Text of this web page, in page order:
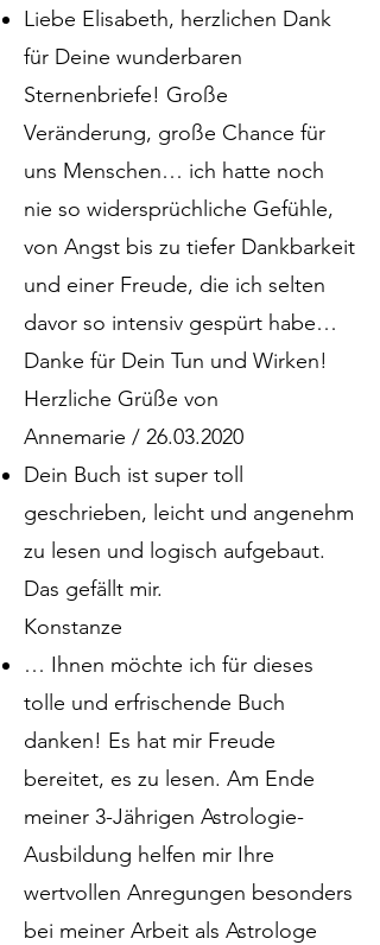
Liebe Elisabeth, herzlichen Dank
für Deine wunderbaren
Sternenbriefe! Große
Veränderung, große Chance für
uns Menschen… ich hatte noch
nie so widersprüchliche Gefühle,
von Angst bis zu tiefer Dankbarkeit
und einer Freude, die ich selten
davor so intensiv gespürt habe…
Danke für Dein Tun und Wirken!
Herzliche Grüße von
Annemarie / 26.03.2020
Dein Buch ist super toll
geschrieben, leicht und angenehm
zu lesen und logisch aufgebaut.
Das gefällt mir.
Konstanze
… Ihnen möchte ich für dieses
tolle und erfrischende Buch
danken! Es hat mir Freude
bereitet, es zu lesen. Am Ende
meiner 3-Jährigen Astrologie-
Ausbildung helfen mir Ihre
wertvollen Anregungen besonders
bei meiner Arbeit als Astrologe